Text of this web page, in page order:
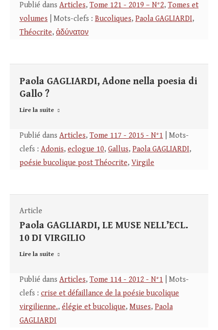
Publié dans Articles, Tome 121 - 2019 – N°2, Tomes et
volumes | Mots-clefs : Bucoliques, Paola GAGLIARDI,
Théocrite, ἀδύνατον
Paola GAGLIARDI, Adone nella poesia di
Gallo ?
Lire la suite
Publié dans Articles, Tome 117 - 2015 - N°1 | Mots-
clefs : Adonis, eclogue 10, Gallus, Paola GAGLIARDI,
poésie bucolique post Théocrite, Virgile
Article
Paola GAGLIARDI, LE MUSE NELL’ECL.
10 DI VIRGILIO
Lire la suite
Publié dans Articles, Tome 114 - 2012 - N°1 | Mots-
clefs : crise et défaillance de la poésie bucolique
virgilienne., élégie et bucolique, Muses, Paola
GAGLIARDI